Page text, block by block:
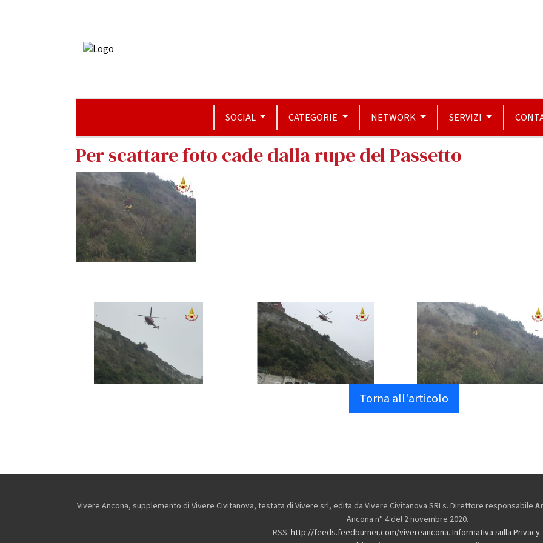
SOCIAL CATEGORIE NETWORK SERVIZI
Per scattare foto cade dalla rupe del Passetto
Torna all'articolo
Vivere Ancona, supplemento di Vivere Civitanova, testata di Vivere srl, edita da Vivere Civitanova SRLs. Direttore responsabile
Ancona n° 4 del 2 novembre 2020.
RSS: http://feeds.feedburner.com/vivereancona. Informativa sulla Privacy.